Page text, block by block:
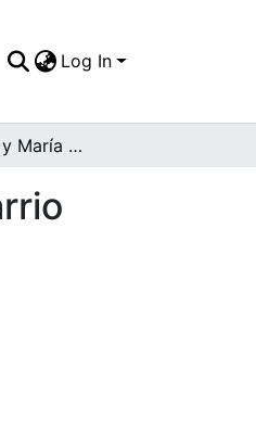
Log In
Adolfo Pedroza y María Tapia Ramos, en la sala de su casa, barrio Guabal